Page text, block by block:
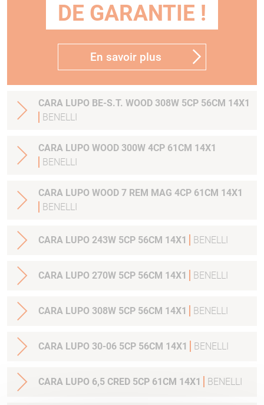
DE GARANTIE !
En savoir plus
CARA LUPO BE-S.T. WOOD 308W 5CP 56CM 14X1
BENELLI
CARA LUPO WOOD 300W 4CP 61CM 14X1
BENELLI
CARA LUPO WOOD 7 REM MAG 4CP 61CM 14X1
BENELLI
CARA LUPO 243W 5CP 56CM 14X1 BENELLI
CARA LUPO 270W 5CP 56CM 14X1 BENELLI
CARA LUPO 308W 5CP 56CM 14X1 BENELLI
CARA LUPO 30-06 5CP 56CM 14X1 BENELLI
CARA LUPO 6,5 CRED 5CP 61CM 14X1 BENELLI